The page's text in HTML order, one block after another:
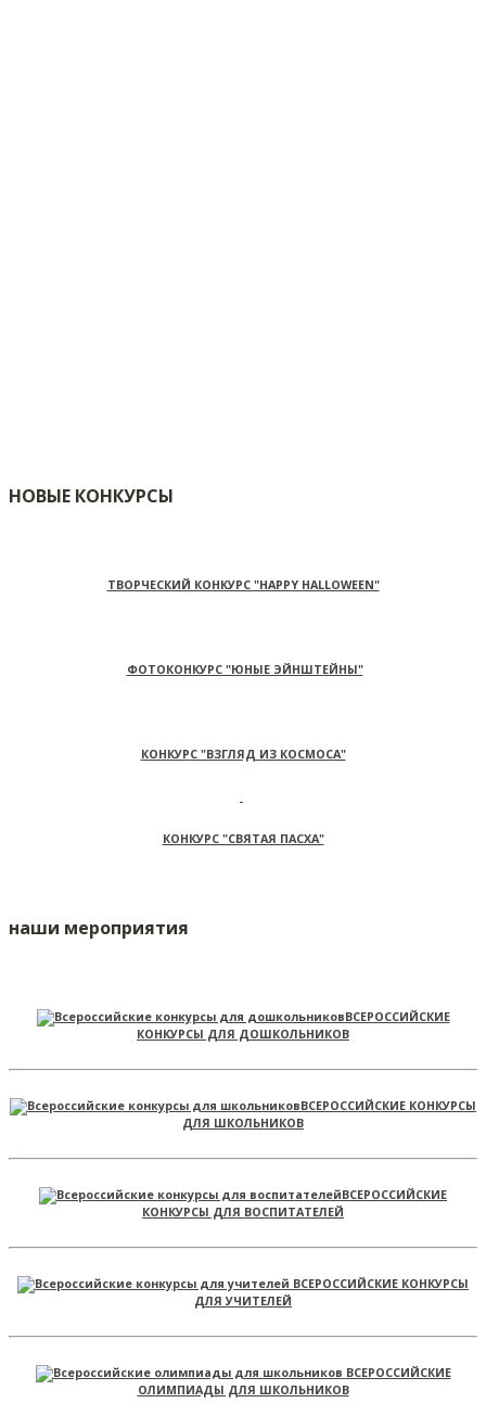
НОВЫЕ КОНКУРСЫ
ТВОРЧЕСКИЙ КОНКУРС "HAPPY HALLOWEEN"
ФОТОКОНКУРС "ЮНЫЕ ЭЙНШТЕЙНЫ"
КОНКУРС "ВЗГЛЯД ИЗ КОСМОСА"
КОНКУРС "СВЯТАЯ ПАСХА"
наши мероприятия
ВСЕРОССИЙСКИЕ
КОНКУРСЫ ДЛЯ ДОШКОЛЬНИКОВ
ВСЕРОССИЙСКИЕ КОНКУРСЫ
ДЛЯ ШКОЛЬНИКОВ
ВСЕРОССИЙСКИЕ
КОНКУРСЫ ДЛЯ ВОСПИТАТЕЛЕЙ
ВСЕРОССИЙСКИЕ КОНКУРСЫ
ДЛЯ УЧИТЕЛЕЙ
ВСЕРОССИЙСКИЕ
ОЛИМПИАДЫ ДЛЯ ШКОЛЬНИКОВ